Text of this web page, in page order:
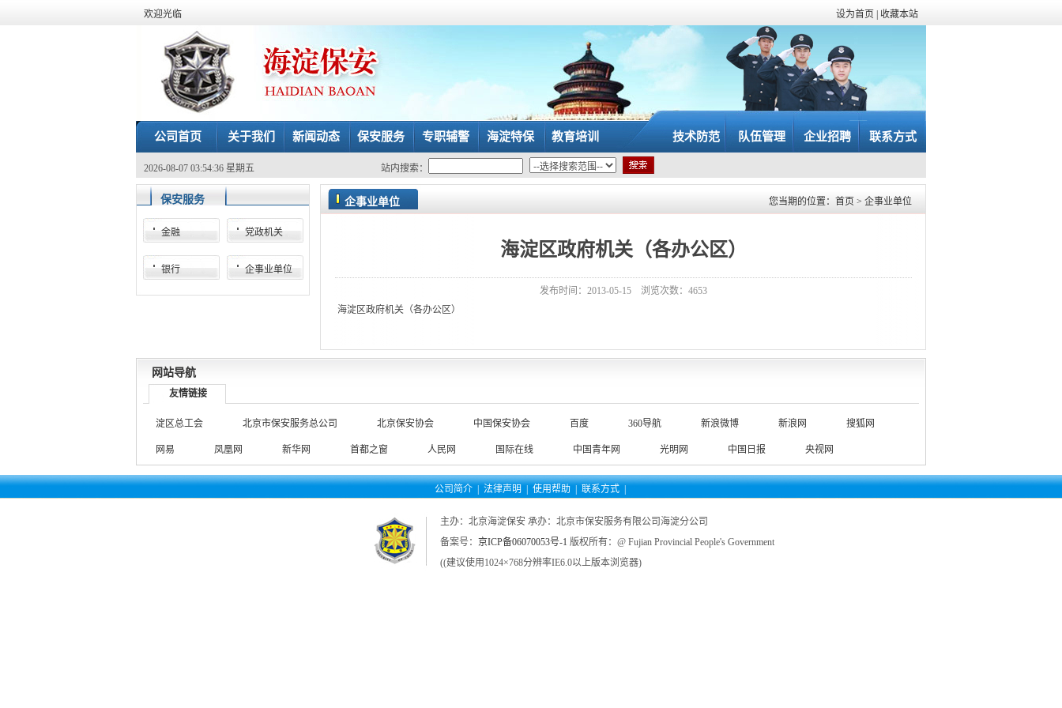
欢迎光临 设为首页 收藏本站
公司首页 关于我们 新闻动态 保安服务 专职辅警 海淀特保 教育培训 技术防范 队伍管理 企业招聘 联系方式
2026-08-07 03:54:36 星期五 站内搜索：
保安服务
金融 党政机关
银行 企事业单位
企事业单位 您当期的位置： 首页 > 企事业单位
海淀区政府机关（各办公区）
发布时间：2013-05-15 浏览次数：4653
海淀区政府机关（各办公区）
网站导航
友情链接
淀区总工会 北京市保安服务总公司 北京保安协会 中国保安协会 百度 360导航 新浪微博 新浪网 搜狐网
网易 凤凰网 新华网 首都之窗 人民网 国际在线 中国青年网 光明网 中国日报 央视网
公司简介| 法律声明 使用帮助| 联系方式|
主办：北京海淀保安 承办：北京市保安服务有限公司海淀分公司
备案号： 京ICP备06070053号-1 版权所有：@ Fujian Provincial People's Government
((建议使用1024×768分辨率IE6.0以上版本浏览器)